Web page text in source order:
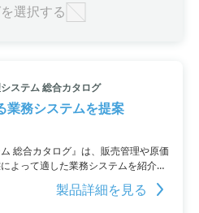
選択する
ステム 総合カタログ
業務システムを提案
総合カタログ』は、販売管理や原価
よって適した業務システムを紹介し
の見積・売上・請求・原価管理パッ
けの本格的な生産管理システム
製品詳細を見る